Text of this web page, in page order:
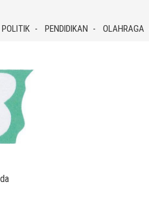
POLITIK PENDIDIKAN OLAHRAGA